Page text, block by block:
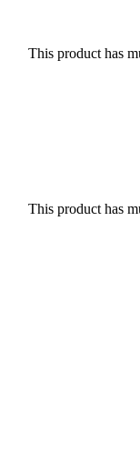
This product has
This product has